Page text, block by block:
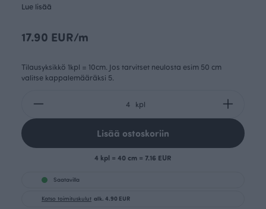
Lue lisää
17.90 EUR/m
Tilausyksikkö 1kpl = 10cm. Jos tarvitset neulosta esim 50 cm
valitse kappalemääräksi 5.
kpl
Lisää ostoskoriin
4 kpl = 40 cm = 7.16 EUR
Saatavilla
Katso toimituskulut alk. 4.90 EUR